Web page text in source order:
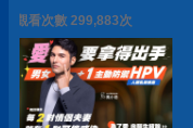
觀看次數 299,883次